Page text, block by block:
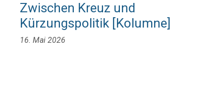
Zwischen Kreuz und
Kürzungspolitik [Kolumne]
16. Mai 2026